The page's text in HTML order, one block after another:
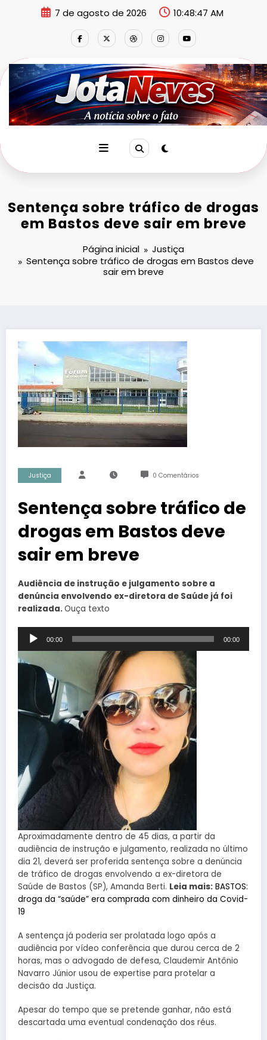
7 de agosto de 2026 10:48:48 AM
Sentença sobre tráfico de drogas
em Bastos deve sair em breve
Página inicial
Justiça
Sentença sobre tráfico de drogas em Bastos deve
sair em breve
Justiça 0 Comentários
Sentença sobre tráfico de
drogas em Bastos deve
sair em breve
Audiência de instrução e julgamento sobre a
denúncia envolvendo ex-diretora de Saúde já foi
realizada.Ouça texto
Tocador
00:00 00:00
Aproximadamente dentro de 45 dias, a partir da
audiência de instrução e julgamento, realizada no último
dia 21, deverá ser proferida sentença sobre a denúncia
de tráfico de drogas envolvendo a ex-diretora de
Saúde de Bastos (SP), Amanda Berti. Leia mais: BASTOS:
droga da “saúde” era comprada com dinheiro da Covid-
19
A sentença já poderia ser prolatada logo após a
audiência por vídeo conferência que durou cerca de 2
horas, mas o advogado de defesa, Claudemir Antônio
Navarro Júnior usou de expertise para protelar a
decisão da Justiça.
Apesar do tempo que se pretende ganhar, não está
descartada uma eventual condenação dos réus.